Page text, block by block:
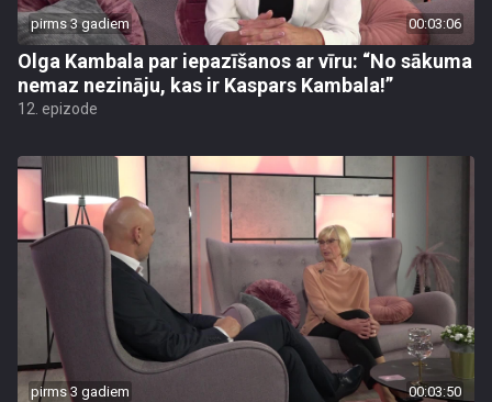
pirms 3 gadiem 00:03:06
Olga Kambala par iepazīšanos ar vīru: “No sākuma
nemaz nezināju, kas ir Kaspars Kambala!”
12. epizode
pirms 3 gadiem 00:03:50